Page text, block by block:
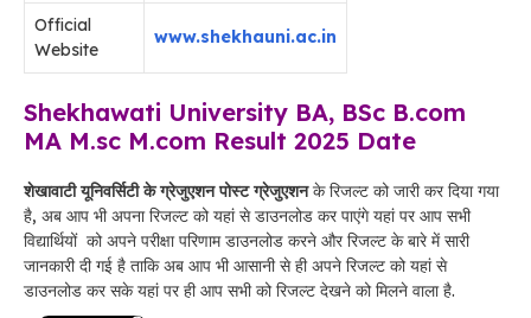
Official
Website
www.shekhauni.ac.in
Shekhawati University BA, BSc B.com
MA M.sc M.com Result 2025 Date
शेखावाटी यूनिवर्सिटी के ग्रेजुएशन पोस्ट ग्रेजुएशनके रिजल्ट को जारी कर दिया गया
है, अब आप भी अपना रिजल्ट को यहां से डाउनलोड कर पाएंगे यहां पर आप सभी
विद्यार्थियों को अपने परीक्षा परिणाम डाउनलोड करने और रिजल्ट के बारे में सारी
जानकारी दी गई है ताकि अब आप भी आसानी से ही अपने रिजल्ट को यहां से
डाउनलोड कर सके यहां पर ही आप सभी को रिजल्ट देखने को मिलने वाला है.